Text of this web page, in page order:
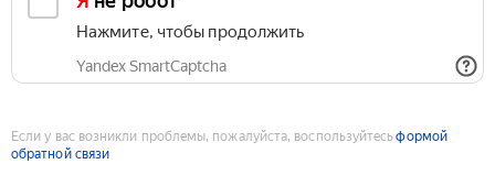
Нажмите, чтобы продолжить
Yandex SmartCaptcha
Если у вас возникли проблемы, пожалуйста, воспользуйтесьформой
обратной связи